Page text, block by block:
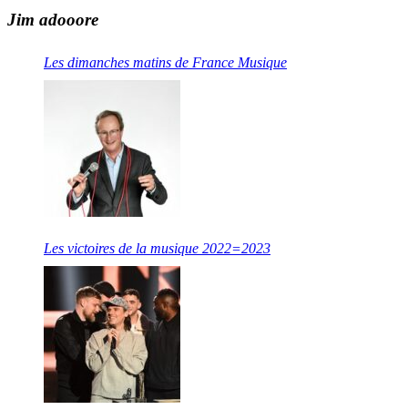
Jim adooore
Les dimanches matins de France Musique
Les victoires de la musique 2022=2023